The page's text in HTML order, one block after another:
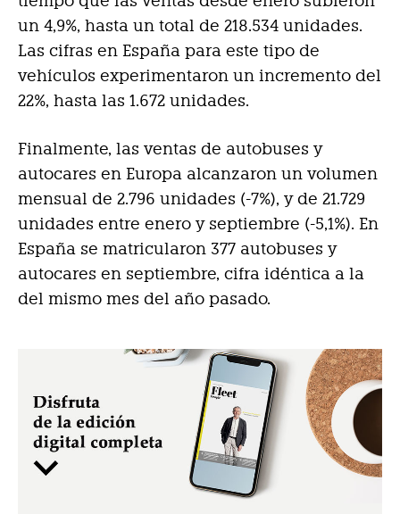
un 4,9%, hasta un total de 218.534 unidades.
Las cifras en España para este tipo de
vehículos experimentaron un incremento del
22%, hasta las 1.672 unidades.
Finalmente, las ventas de autobuses y
autocares en Europa alcanzaron un volumen
mensual de 2.796 unidades (-7%), y de 21.729
unidades entre enero y septiembre (-5,1%). En
España se matricularon 377 autobuses y
autocares en septiembre, cifra idéntica a la
del mismo mes del año pasado.